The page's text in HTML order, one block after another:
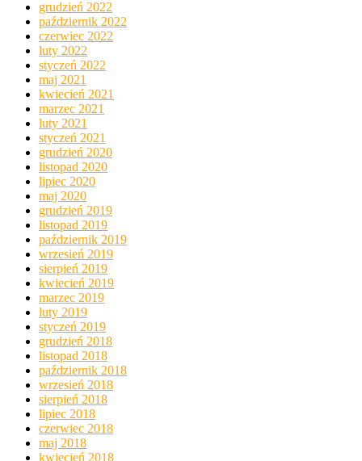
grudzień 2022
październik 2022
czerwiec 2022
luty 2022
styczeń 2022
maj 2021
kwiecień 2021
marzec 2021
luty 2021
styczeń 2021
grudzień 2020
listopad 2020
lipiec 2020
maj 2020
grudzień 2019
listopad 2019
październik 2019
wrzesień 2019
sierpień 2019
kwiecień 2019
marzec 2019
luty 2019
styczeń 2019
grudzień 2018
listopad 2018
październik 2018
wrzesień 2018
sierpień 2018
lipiec 2018
czerwiec 2018
maj 2018
kwiecień 2018